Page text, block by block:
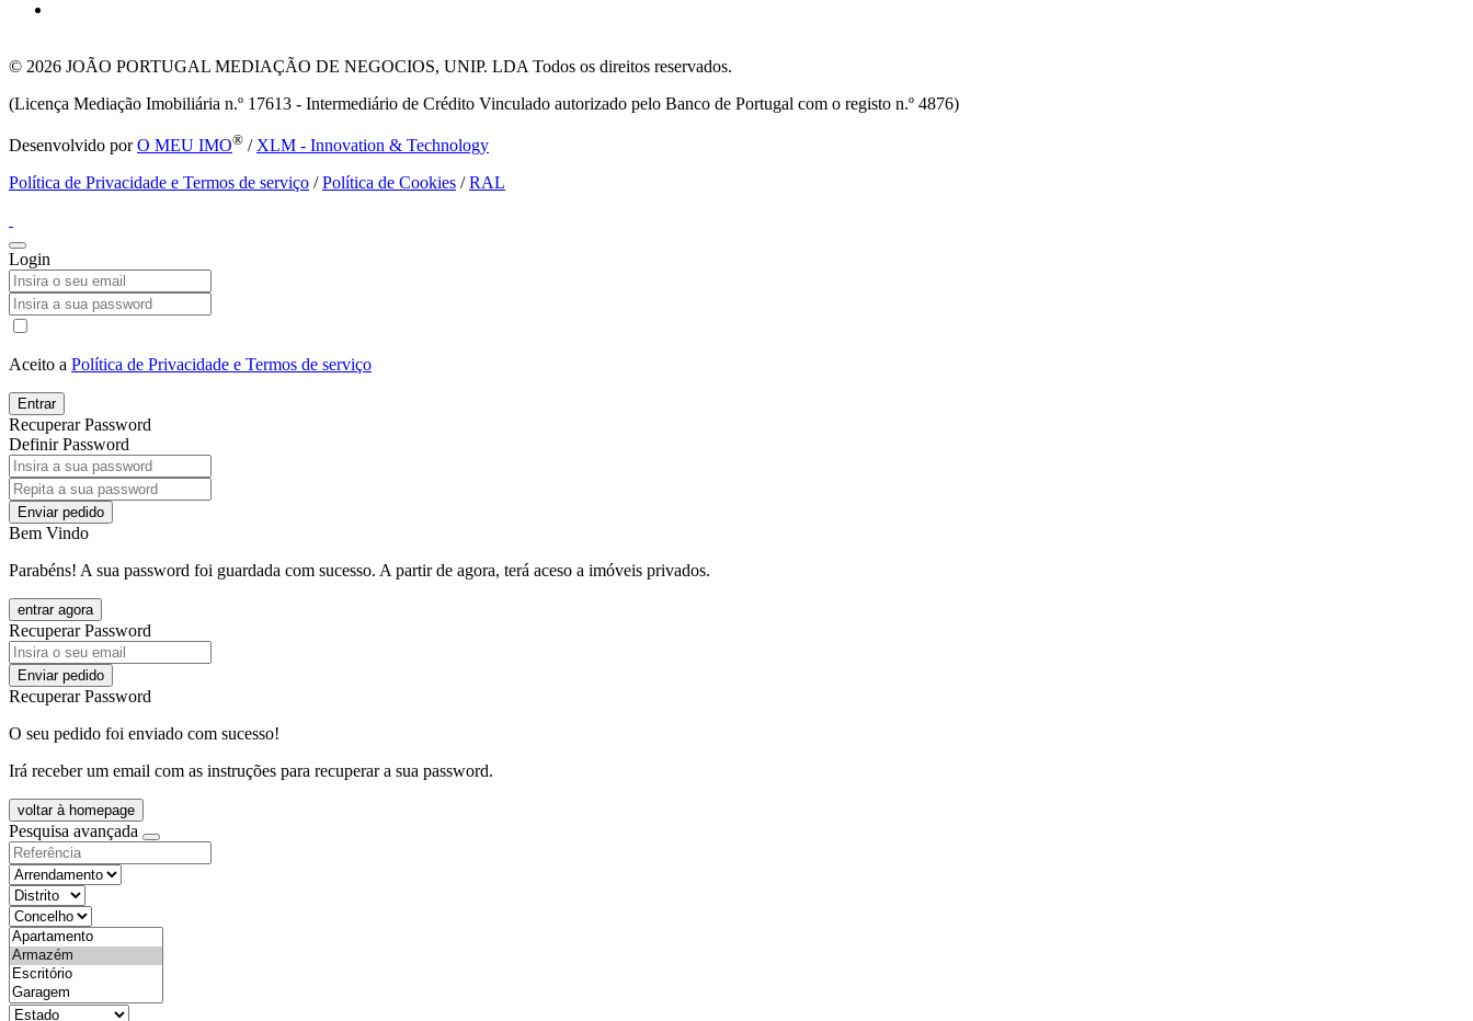
© 2026 JOÃO PORTUGAL MEDIAÇÃO DE NEGOCIOS, UNIP. LDA Todos os direitos reservados.
(Licença Mediação Imobiliária n.º 17613 - Intermediário de Crédito Vinculado autorizado pelo Banco de Portugal com o registo n.º 4876)
Desenvolvido porO MEU IMO® / XLM - Innovation & Technology
Política de Privacidade e Termos de serviço /Política de Cookies /RAL
Login
Aceito a Política de Privacidade e Termos de serviço
Entrar
Recuperar Password
Definir Password
Enviar pedido
Bem Vindo
Parabéns! A sua password foi guardada com sucesso. A partir de agora, terá aceso a imóveis privados.
entrar agora
Recuperar Password
Enviar pedido
Recuperar Password
O seu pedido foi enviado com sucesso!
Irá receber um email com as instruções para recuperar a sua password.
voltar à homepage
Pesquisa avançada